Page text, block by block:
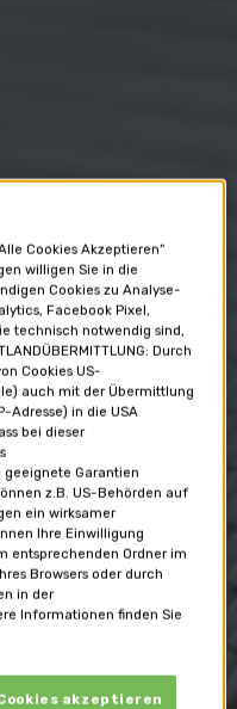
Cookies Akzeptieren“
willigen Sie in die
Cookies zu Analyse-
Facebook Pixel,
technisch notwendig sind,
Durch
Cookies US-
auch mit der Übermittlung
Adresse) in die USA
bei dieser
geeignete Garantien
z.B. US-Behörden auf
ein wirksamer
Ihre Einwilligung
entsprechenden Ordner im
Browsers oder durch
in der
Informationen finden Sie
akzeptieren